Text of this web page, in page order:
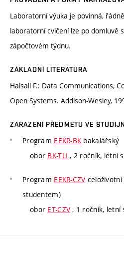
Laboratorní výuka je povinná,
laboratorní cvičení lze po domluvě
zápočtovém týdnu.
ZÁKLADNÍ LITERATURA
Halsall F.: Data Communications,
Open Systems. Addison-Wesley,
ZAŘAZENÍ PŘEDMĚTU VE
Program EEKR-BKbakalářský
obor BK-TLI , 2 ročník, letní
Program EEKR-CZV
studentem)
obor ET-CZV , 1 ročník, letní